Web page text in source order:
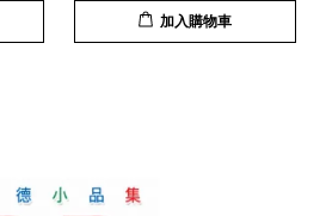
加入購物車